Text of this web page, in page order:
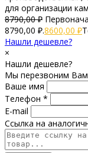
для организации
8790,00₽
8790,00 ₽.8600,00 ₽
Нашли дешевле?
×
Нашли дешевле?
Мы перезвоним
Ваше имя
Телефон *
E-mail
Ссылка на